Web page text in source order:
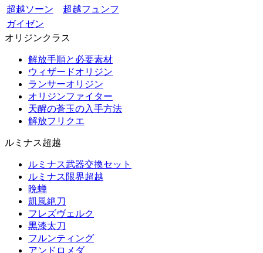
超越ソーン
超越フュンフ
ガイゼン
オリジンクラス
解放手順と必要素材
ウィザードオリジン
ランサーオリジン
オリジンファイター
天醒の蒼玉の入手方法
解放フリクエ
ルミナス超越
ルミナス武器交換セット
ルミナス限界超越
晩蝉
凱風絶刀
フレズヴェルク
黒漆太刀
フルンティング
アンドロメダ